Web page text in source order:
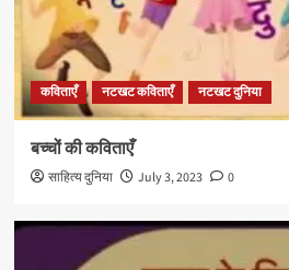
कविताएँ नटखट कविताएँ नटखट दुनिया
बच्चों की कविताएँ
साहित्य दुनिया July 3, 2023 0